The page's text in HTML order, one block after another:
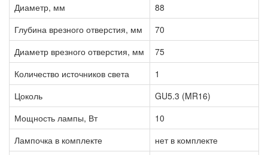
Диаметр, мм
88
Глубина врезного отверстия, мм
70
Диаметр врезного отверстия, мм
75
Количество источников света
1
Цоколь
GU5.3 (MR16)
Мощность лампы, Вт
10
Лампочка в комплекте
нет в комплекте